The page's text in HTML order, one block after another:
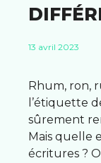
13 avril 2023
Rhum, ron,
l’étiquette
sûrement
Mais quelle
écritures ?